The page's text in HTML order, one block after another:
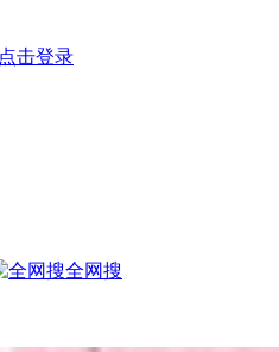
点击登录
全网搜